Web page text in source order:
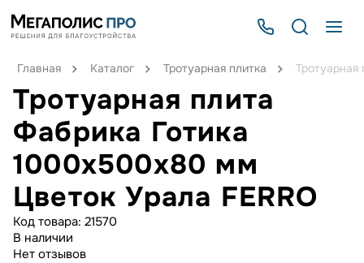
Главная Каталог Тротуарная плитка
Тротуарная плита
Фабрика Готика
1000x500x80 мм
Цветок Урала FERRO
Код товара: 21570
В наличии
Нет отзывов